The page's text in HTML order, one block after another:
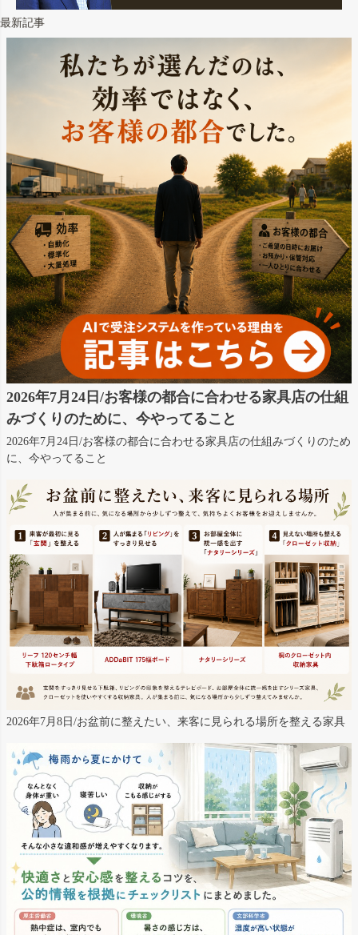
最新記事
2026年7月24日/お客様の都合に合わせる家具店の仕組
みづくりのために、今やってること
2026年7月24日/お客様の都合に合わせる家具店の仕組みづくりのため
に、今やってること
2026年7月8日/お盆前に整えたい、来客に見られる場所を整える家具